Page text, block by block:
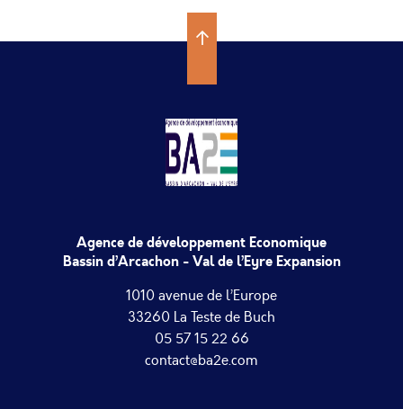
Agence de développement Economique
Bassin d’Arcachon - Val de l’Eyre Expansion
1010 avenue de l’Europe
33260 La Teste de Buch
05 57 15 22 66
contact@ba2e.com